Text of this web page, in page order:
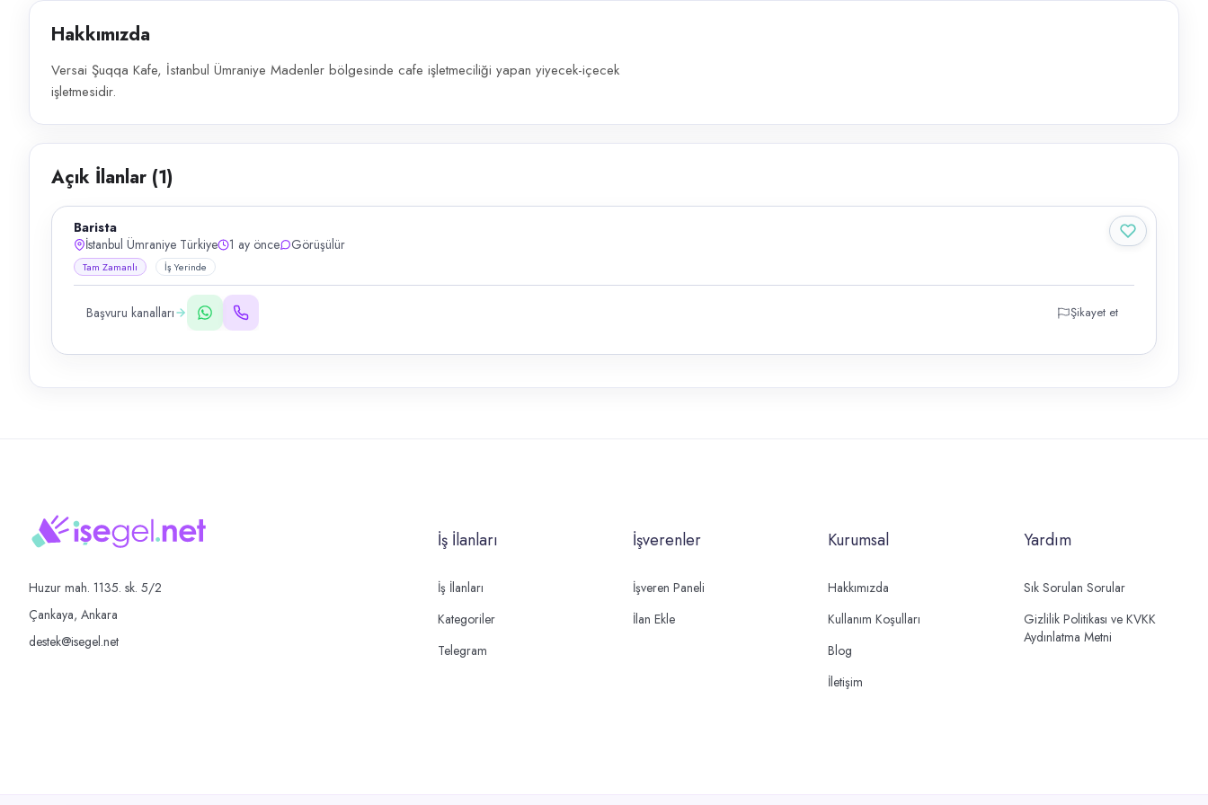
Hakkımızda
Versai Şuqqa Kafe, İstanbul Ümraniye Madenler bölgesinde cafe işletmeciliği yapan yiyecek-içecek
işletmesidir.
Açık İlanlar (1)
Barista
İstanbul Ümraniye Türkiye
1 ay önce Görüşülür
Tam Zamanlı İş Yerinde
Başvuru kanalları Şikayet et
Huzur mah. 1135. sk. 5/2
Çankaya, Ankara
destek@isegel.net
İş İlanları
İş İlanları
Kategoriler
Telegram
İşverenler
İşveren Paneli
İlan Ekle
Kurumsal
Hakkımızda
Kullanım Koşulları
Blog
İletişim
Yardım
Sık Sorulan Sorular
Gizlilik Politikası ve KVKK
Aydınlatma Metni